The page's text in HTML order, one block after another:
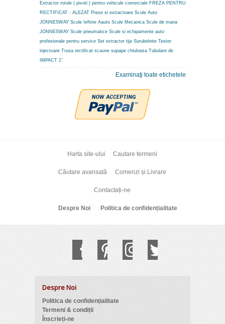
Extractor rotule ( pivoti ) pentru vehicule comerciale FREZA PENTRU
RECTIFICAT - ALEZAT Prese si extractoare Scule Auto
JONNESWAY Scule Ieftine Aauto Scule Mecanica Scule de mana
JONNESWAY Scule pneumatice Scule si echipamente auto
profesionale pentru service Set extractor tija Surubelnite Tester
injectoare Trusa rectificat scaune supape chiuloasa Tubulare de
IMPACT 1"
Examinaţi toate etichetele
Harta site-ului Cautare termeni
Căutare avansată Comenzi și Livrare
Contactați-ne
Despre Noi Politica de confidențialitate
Despre Noi
Politica de confidențialitate
Termeni & condiții
Înscrieți-ne